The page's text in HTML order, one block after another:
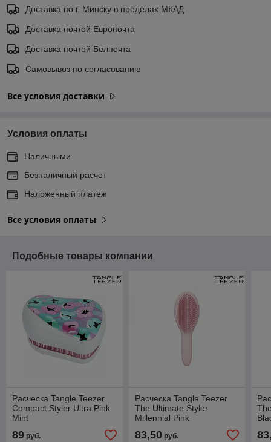
Доставка по г. Минску в пределах МКАД
Доставка почтой Европочта
Доставка почтой Белпочта
Самовывоз по согласованию
Все условия доставки
Условия оплаты
Наличными
Безналичный расчет
Наложенный платеж
Все условия оплаты
Подобные товары компании
Расческа Tangle Teezer
Compact Styler Ultra Pink
Mint
89 руб.
Расческа Tangle Teezer
The Ultimate Styler
Millennial Pink
83,50руб.